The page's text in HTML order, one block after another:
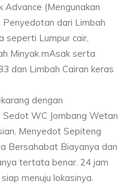
(Mengunakan
dari Limbah
seperti Lumpur cair,
Minyak mAsak serta
dan Limbah Cairan keras
dengan
Sedot WC Jombang Wetan
Menyedot Sepiteng
Bersahabat Biayanya dan
tertata benar. 24 jam
menuju lokasinya.